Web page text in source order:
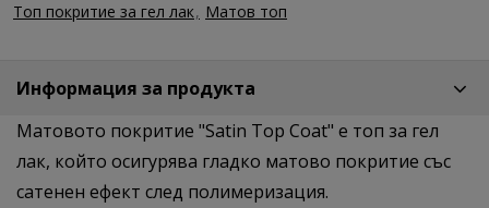
Топ покритие за гел лак
Матов топ
Информация за продукта
Матовото покритие "Satin Top Coat" е топ за гел
лак, който осигурява гладко матово покритие със
сатенен ефект след полимеризация.